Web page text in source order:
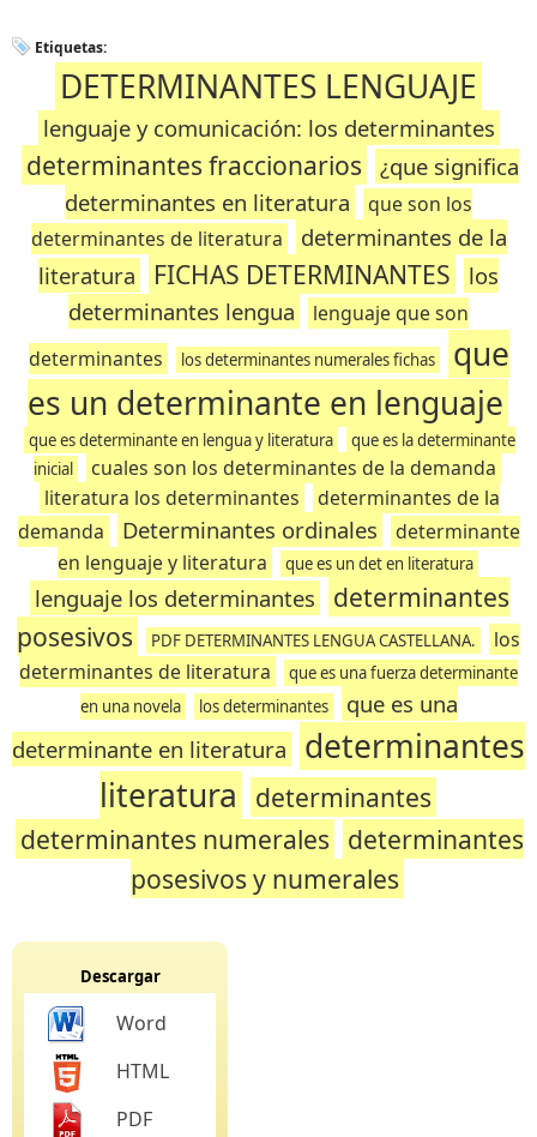
Etiquetas:
DETERMINANTES LENGUAJE
lenguaje y comunicación: los determinantes
determinantes fraccionarios
¿que significa
determinantes en literatura
que son los
determinantes de literatura
determinantes de la
literatura
FICHAS DETERMINANTES
los
determinantes lengua
lenguaje que son
determinantes
los determinantes numerales fichas
que
es un determinante en lenguaje
que es determinante en lengua y literatura
que es la determinante
inicial
cuales son los determinantes de la demanda
literatura los determinantes
determinantes de la
demanda
Determinantes ordinales
determinante
en lenguaje y literatura
que es un det en literatura
lenguaje los determinantes
determinantes
posesivos
PDF DETERMINANTES LENGUA CASTELLANA.
los
determinantes de literatura
que es una fuerza determinante
en una novela
los determinantes
que es una
determinante en literatura
determinantes
literatura
determinantes
determinantes numerales determinantes
posesivos y numerales
Descargar
Word
HTML
PDF